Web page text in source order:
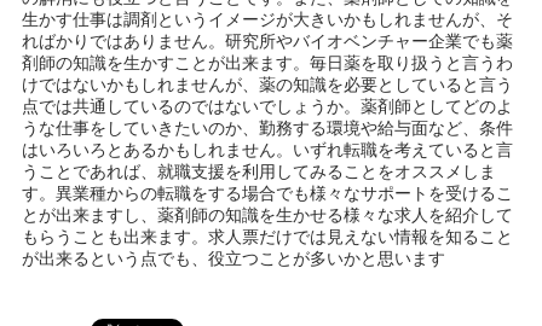
生かす仕事は調剤というイメージが大きいかもしれませんが、そ
ればかりではありません。研究所やバイオベンチャー企業でも薬
剤師の知識を生かすことが出来ます。毎日薬を取り扱うと言うわ
けではないかもしれませんが、薬の知識を必要としていると言う
点では共通しているのではないでしょうか。薬剤師としてどのよ
うな仕事をしていきたいのか、勤務する環境や給与面など、条件
はいろいろとあるかもしれません。いずれ転職を考えていると言
うことであれば、就職支援を利用してみることをオススメしま
す。異業種からの転職をする場合でも様々なサポートを受けるこ
とが出来ますし、薬剤師の知識を生かせる様々な求人を紹介して
もらうことも出来ます。求人票だけでは見えない情報を知ること
が出来るという点でも、役立つことが多いかと思います